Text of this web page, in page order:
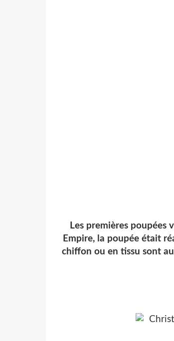
Les premières
Empire, la poupée était
chiffon ou en tissu sont